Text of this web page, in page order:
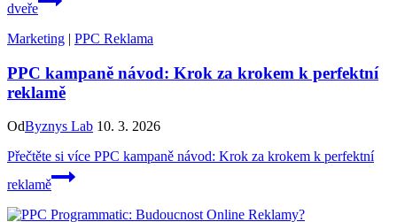
dveře
Marketing | PPC Reklama
PPC kampaně návod: Krok za krokem k perfektní
reklamě
OdByznys Lab 10. 3. 2026
Přečtěte si více PPC kampaně návod: Krok za krokem k perfektní
reklamě